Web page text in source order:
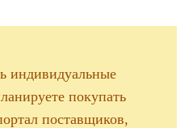
индивидуальные
покупать
поставщиков,